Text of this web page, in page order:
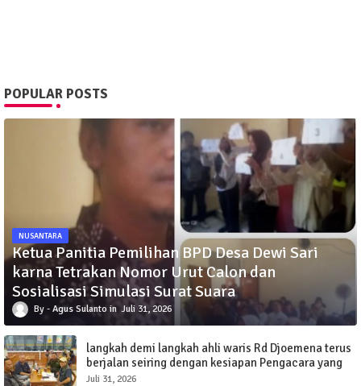
POPULAR POSTS
NUSANTARA
Ketua Panitia Pemilihan BPD Desa Dewi Sari
karna Tetrakan Nomor Urut Calon dan
Sosialisasi Simulasi Surat Suara
Agus Sulanto Juli 31, 2026
langkah demi langkah ahli waris Rd Djoemena terus
berjalan seiring dengan kesiapan Pengacara yang
siap memenangkan sengketa tanah elang.
Juli 31, 2026